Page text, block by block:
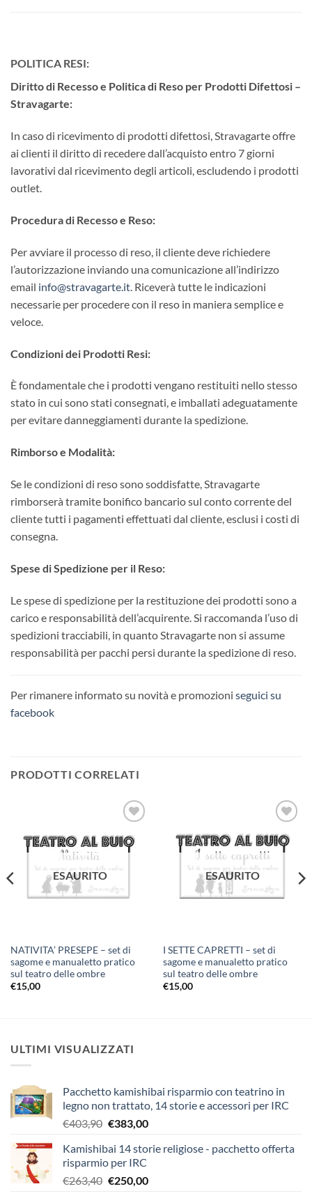
POLITICA RESI:
Diritto di Recesso e Politica di Reso per Prodotti Difettosi –
Stravagarte:
In caso di ricevimento di prodotti difettosi, Stravagarte offre
ai clienti il diritto di recedere dall’acquisto entro 7 giorni
lavorativi dal ricevimento degli articoli, escludendo i prodotti
outlet.
Procedura di Recesso e Reso:
Per avviare il processo di reso, il cliente deve richiedere
l’autorizzazione inviando una comunicazione all’indirizzo
email info@stravagarte.it. Riceverà tutte le indicazioni
necessarie per procedere con il reso in maniera semplice e
veloce.
Condizioni dei Prodotti Resi:
È fondamentale che i prodotti vengano restituiti nello stesso
stato in cui sono stati consegnati, e imballati adeguatamente
per evitare danneggiamenti durante la spedizione.
Rimborso e Modalità:
Se le condizioni di reso sono soddisfatte, Stravagarte
rimborserà tramite bonifico bancario sul conto corrente del
cliente tutti i pagamenti effettuati dal cliente, esclusi i costi di
consegna.
Spese di Spedizione per il Reso:
Le spese di spedizione per la restituzione dei prodotti sono a
carico e responsabilità dell’acquirente. Si raccomanda l’uso di
spedizioni tracciabili, in quanto Stravagarte non si assume
responsabilità per pacchi persi durante la spedizione di reso.
Per rimanere informato su novità e promozioni seguici su
facebook
PRODOTTI CORRELATI
alla lista
dei
ESAURITO
NATIVITA’ PRESEPE – set di
sagome e manualetto pratico
sul teatro delle ombre
€15,00
Aggiungi
alla lista
dei
desideri
ESAURITO
I SETTE CAPRETTI – set di
sagome e manualetto pratico
sul teatro delle ombre
€15,00
ULTIMI VISUALIZZATI
Pacchetto kamishibai risparmio con teatrino in
legno non trattato, 14 storie e accessori per IRC
€403,90 Il
originale
era:
€403,90.
€383,00Il
attuale
€383,00.
Kamishibai 14 storie religiose - pacchetto offerta
risparmio per IRC
€263,40 Il
€250,00Il